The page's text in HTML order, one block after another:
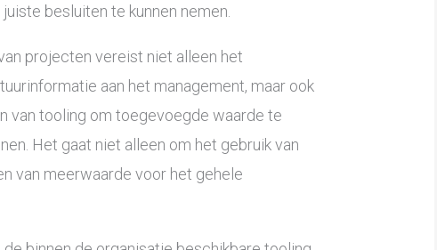
besluiten te kunnen nemen.
projecten vereist niet alleen het
aan het management, maar ook
van tooling om toegevoegde waarde te
Het gaat niet alleen om het gebruik van
van meerwaarde voor het gehele